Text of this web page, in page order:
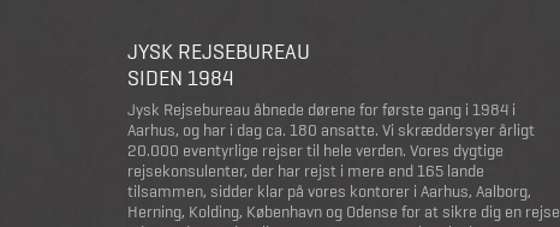
JYSK REJSEBUREAU
SIDEN 1984
Jysk Rejsebureau åbnede dørene for første gang i 1984 i
Aarhus, og har i dag ca. 180 ansatte. Vi skræddersyer årligt
20.000 eventyrlige rejser til hele verden. Vores dygtige
rejsekonsulenter, der har rejst i mere end 165 lande
tilsammen, sidder klar på vores kontorer i Aarhus, Aalborg,
Herning, Kolding, København og Odense for at sikre dig en rejse